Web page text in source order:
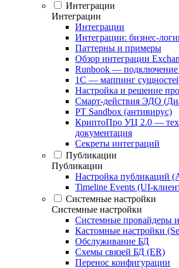
Интеграции
Интеграции
Интеграции
Интеграции: бизнес-
Паттерны и примеры
Обзор интеграции
Runbook —
1С — маппинг
Настройка и решение
Смарт-действия ЭДО
PT Sandbox (антивирус)
КриптоПро УЦ 2.0 —
документация
Секреты интеграций
Публикации
Публикации
Настройка публикаций
Timeline Events (UI-
Системные настройки
Системные настройки
Системные провайдеры
Кастомные настройки
Обслуживание БД
Схемы связей БД (ER)
Перенос конфигурации